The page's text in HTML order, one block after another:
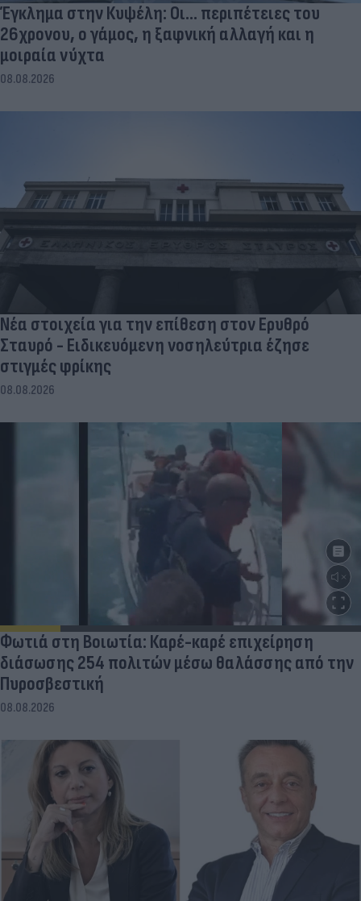
Έγκλημα στην Κυψέλη: Οι... περιπέτειες του
26χρονου, ο γάμος, η ξαφνική αλλαγή και η
μοιραία νύχτα
08.08.2026
Νέα στοιχεία για την επίθεση στον Ερυθρό
Σταυρό - Ειδικευόμενη νοσηλεύτρια έζησε
στιγμές φρίκης
08.08.2026
Φωτιά στη Βοιωτία: Καρέ-καρέ επιχείρηση
διάσωσης 254 πολιτών μέσω θαλάσσης από την
Πυροσβεστική
08.08.2026